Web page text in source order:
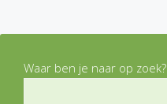
Waar ben je naar op zoek?